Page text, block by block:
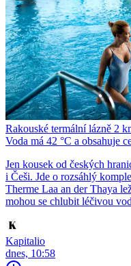
Rakouské termální lázně 2
Voda má 42 °C a obsahuje
Jen kousek od českých
i Češi. Jde o rozsáhlý
Therme Laa an der Thaya
mohou se chlubit léčivou
Kapitalio
dnes, 10:58